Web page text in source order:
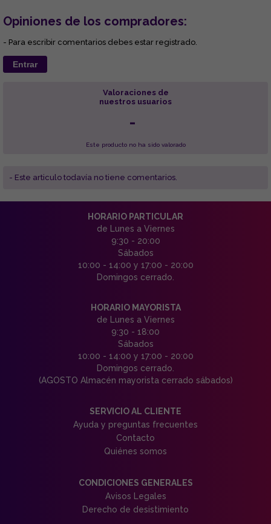
Opiniones de los compradores:
- Para escribir comentarios debes estar registrado.
Entrar
Valoraciones de
nuestros usuarios
-
Este producto no ha sido valorado
- Este articulo todavía no tiene comentarios.
HORARIO PARTICULAR
de Lunes a Viernes
9:30 - 20:00
Sábados
10:00 - 14:00 y 17:00 - 20:00
Domingos cerrado.
HORARIO MAYORISTA
de Lunes a Viernes
9:30 - 18:00
Sábados
10:00 - 14:00 y 17:00 - 20:00
Domingos cerrado.
(AGOSTO Almacén mayorista cerrado sábados)
SERVICIO AL CLIENTE
Ayuda y preguntas frecuentes
Contacto
Quiénes somos
CONDICIONES GENERALES
Avisos Legales
Derecho de desistimiento